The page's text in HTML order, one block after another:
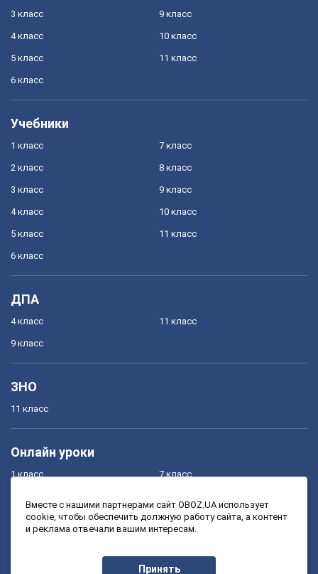
3 класс
4 класс
5 класс
6 класс
9 класс
10 класс
11 класс
Учебники
1 класс
2 класс
3 класс
4 класс
5 класс
6 класс
7 класс
8 класс
9 класс
10 класс
11 класс
ДПА
4 класс
9 класс
11 класс
ЗНО
11 класс
Онлайн уроки
1 класс
3 класс
7 класс
9 класс
Вместе с нашими партнерами сайт OBOZ.UA использует
cookie, чтобы обеспечить должную работу сайта, а контент
и реклама отвечали вашим интересам.
Принять